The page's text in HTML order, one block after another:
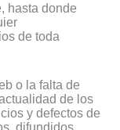
hasta donde
de toda
o la falta de
de los
y defectos de
difundidos,